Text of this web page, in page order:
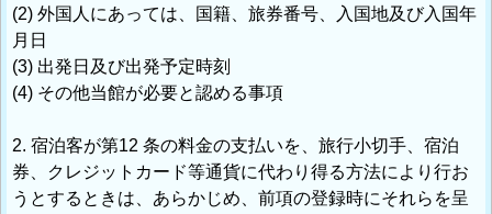
(2) 外国人にあっては、国籍、旅券番号、入国地及び入国年
月日
(3) 出発日及び出発予定時刻
(4) その他当館が必要と認める事項
2. 宿泊客が第12 条の料金の支払いを、旅行小切手、宿泊
券、クレジットカード等通貨に代わり得る方法により行お
うとするときは、あらかじめ、前項の登録時にそれらを呈